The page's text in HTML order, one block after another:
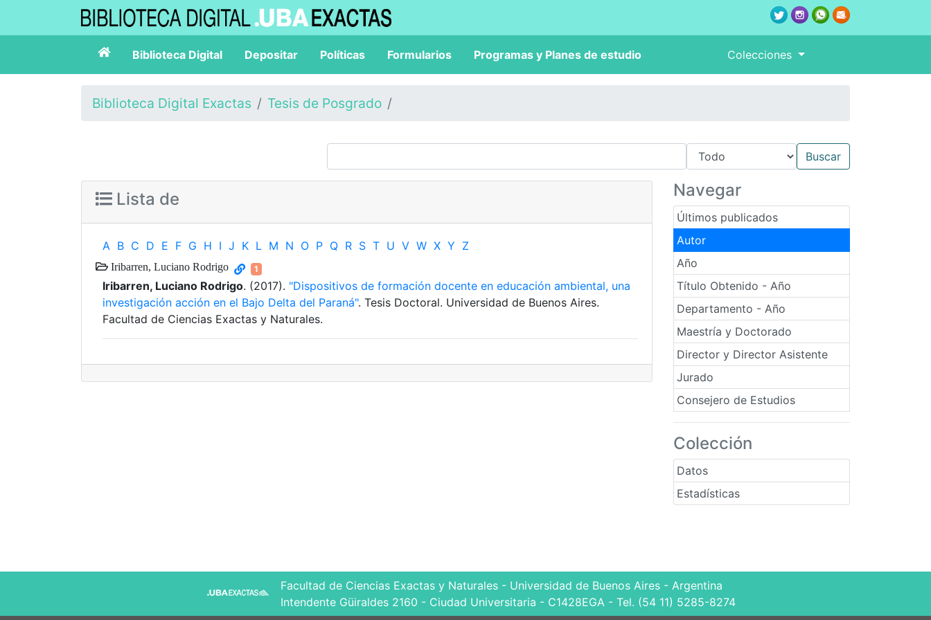
Biblioteca Digital Depositar Políticas Formularios Programas y Planes de estudio Colecciones
Biblioteca Digital Exactas Tesis de Posgrado
Navegar
Últimos publicados
Autor
Año
Título Obtenido - Año
Departamento - Año
Maestría y Doctorado
Director y Director Asistente
Jurado
Consejero de Estudios
Colección
Datos
Estadísticas
Lista de
A B C D E F G H I J K L M N O P Q R S T U V W X Y Z
Iribarren, Luciano Rodrigo 1
Iribarren, Luciano Rodrigo. (2017). "Dispositivos de formación docente en educación ambiental, una
investigación acción en el Bajo Delta del Paraná". Tesis Doctoral. Universidad de Buenos Aires.
Facultad de Ciencias Exactas y Naturales.
Facultad de Ciencias Exactas y Naturales - Universidad de Buenos Aires - Argentina
Intendente Güiraldes 2160 - Ciudad Universitaria - C1428EGA - Tel. (54 11) 5285-8274